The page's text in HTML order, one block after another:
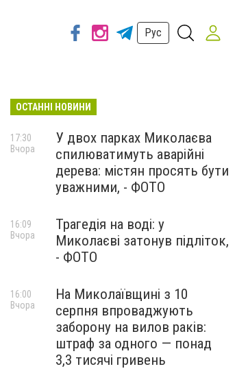
Рус
ОСТАННІ НОВИНИ
У двох парках Миколаєва
спилюватимуть аварійні
дерева: містян просять бути
уважними, - ФОТО
17:30
Вчора
Трагедія на воді: у
Миколаєві затонув підліток,
- ФОТО
16:09
Вчора
На Миколаївщині з 10
серпня впроваджують
заборону на вилов раків:
штраф за одного — понад
3,3 тисячі гривень
16:00
Вчора